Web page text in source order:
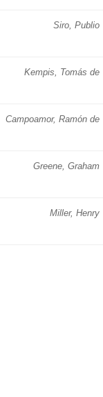
Siro, Publio
Kempis, Tomás de
Campoamor, Ramón de
Greene, Graham
Miller, Henry